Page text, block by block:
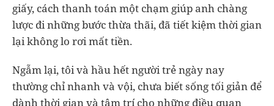
giấy, cách thanh toán một chạm giúp anh chàng
lược đi những bước thừa thãi, đã tiết kiệm thời gian
lại không lo rơi mất tiền.
Ngẫm lại, tôi và hầu hết người trẻ ngày nay
thường chỉ nhanh và vội, chưa biết sống tối giản để
dành thời gian và tâm trí cho những điều quan